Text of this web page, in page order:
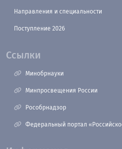
Направления и специальности
Поступление 2026
Ссылки
Минобрнауки
Минпросвещения России
Рособрнадзор
Федеральный портал